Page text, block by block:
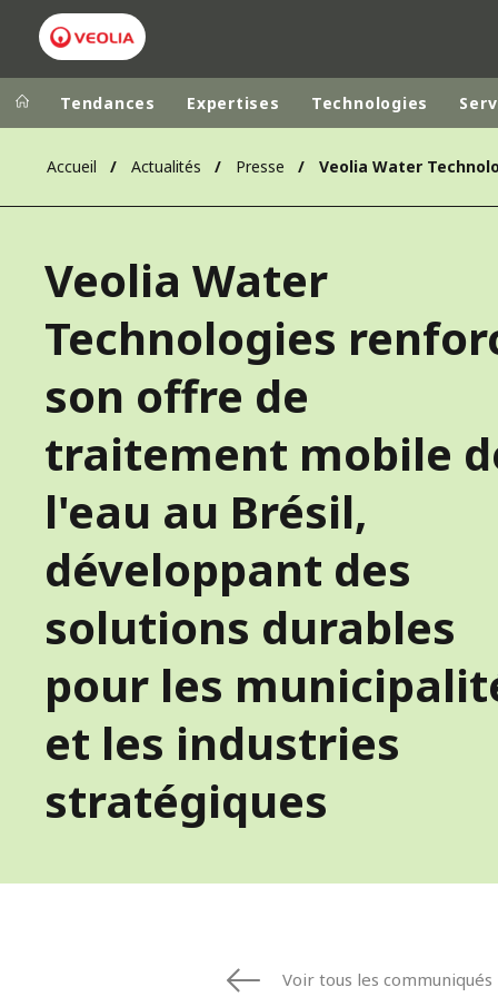
Dans le monde Sites pays
AUSTRALIE
CHINE
DANEMARK
FRANCE
ITALIE
NORVÈGE
Tendances Expertises Technologies
Accueil Actualités Presse
Veolia Water
Technologies
son offre de
traitement mobile
l'eau au Brésil,
développant des
solutions durables
pour les
et les industries
stratégiques
Voir tous les communiqués